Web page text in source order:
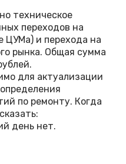
техническое
переходов на
ЦУМа) и перехода на
рынка. Общая сумма
для актуализации
по ремонту. Когда
день нет.